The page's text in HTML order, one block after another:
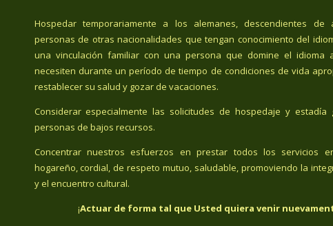
Hospedar temporariamente a los alemanes, descendientes de
personas de otras nacionalidades que tengan conocimiento del
una vinculación familiar con una persona que domine el idioma
necesiten durante un período de tiempo de condiciones de vida
restablecer su salud y gozar de vacaciones.
Considerar especialmente las solicitudes de hospedaje y estadía
personas de bajos recursos.
Concentrar nuestros esfuerzos en prestar todos los servicios
hogareño, cordial, de respeto mutuo, saludable, promoviendo la
y el encuentro cultural.
¡Actuar de forma tal que Usted quiera venir